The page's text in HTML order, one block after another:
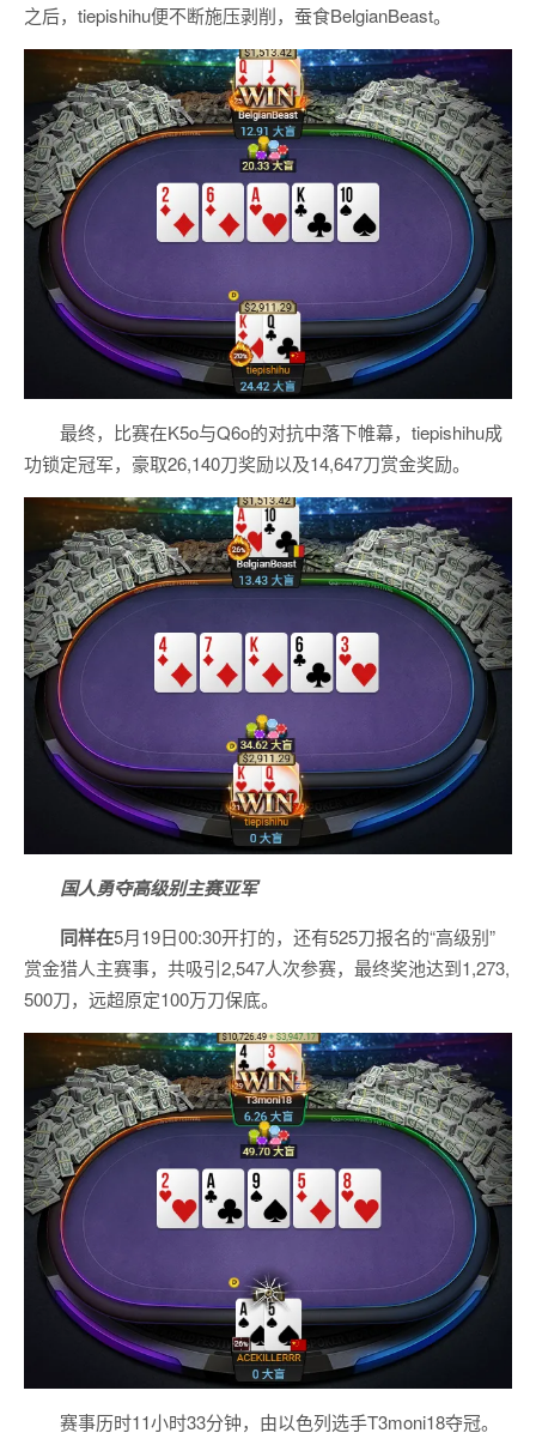
之后，tiepishihu便不断施压剥削，蚕食BelgianBeast。
最终，比赛在K5o与Q6o的对抗中落下帷幕，tiepishihu成
功锁定冠军，豪取26,140刀奖励以及14,647刀赏金奖励。
国人勇夺高级别主赛亚军
同样在5月19日00:30开打的，还有525刀报名的“高级别”
赏金猎人主赛事，共吸引2,547人次参赛，最终奖池达到1,273,
500刀，远超原定100万刀保底。
赛事历时11小时33分钟，由以色列选手T3moni18夺冠。